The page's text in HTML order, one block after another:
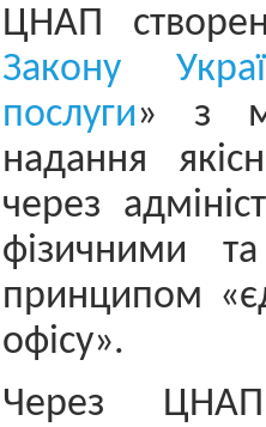
ЦНАП
Закону
послуги» з
надання
через
фізичними
принципом
офісу».
Через